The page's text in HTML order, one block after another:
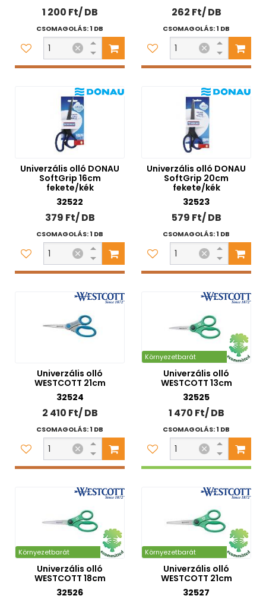
1 200 Ft/ DB
CSOMAGOLÁS: 1 DB
262 Ft/ DB
CSOMAGOLÁS: 1 DB
Univerzális olló DONAU
SoftGrip 16cm
fekete/kék
32522
379 Ft/ DB
CSOMAGOLÁS: 1 DB
Univerzális olló DONAU
SoftGrip 20cm
fekete/kék
32523
579 Ft/ DB
CSOMAGOLÁS: 1 DB
Univerzális olló
WESTCOTT 21cm
32524
2 410 Ft/ DB
CSOMAGOLÁS: 1 DB
Környezetbarát
Univerzális olló
WESTCOTT 13cm
32525
1 470 Ft/ DB
CSOMAGOLÁS: 1 DB
Környezetbarát
Univerzális olló
WESTCOTT 18cm
32526
Környezetbarát
Univerzális olló
WESTCOTT 21cm
32527